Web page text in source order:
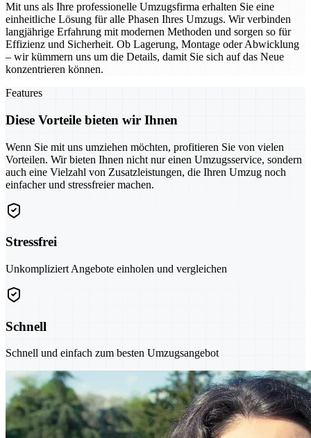
Mit uns als Ihre professionelle Umzugsfirma erhalten Sie eine
einheitliche Lösung für alle Phasen Ihres Umzugs. Wir verbinden
langjährige Erfahrung mit modernen Methoden und sorgen so für
Effizienz und Sicherheit. Ob Lagerung, Montage oder Abwicklung
– wir kümmern uns um die Details, damit Sie sich auf das Neue
konzentrieren können.
Features
Diese Vorteile bieten wir Ihnen
Wenn Sie mit uns umziehen möchten, profitieren Sie von vielen
Vorteilen. Wir bieten Ihnen nicht nur einen Umzugsservice, sondern
auch eine Vielzahl von Zusatzleistungen, die Ihren Umzug noch
einfacher und stressfreier machen.
Stressfrei
Unkompliziert Angebote einholen und vergleichen
Schnell
Schnell und einfach zum besten Umzugsangebot